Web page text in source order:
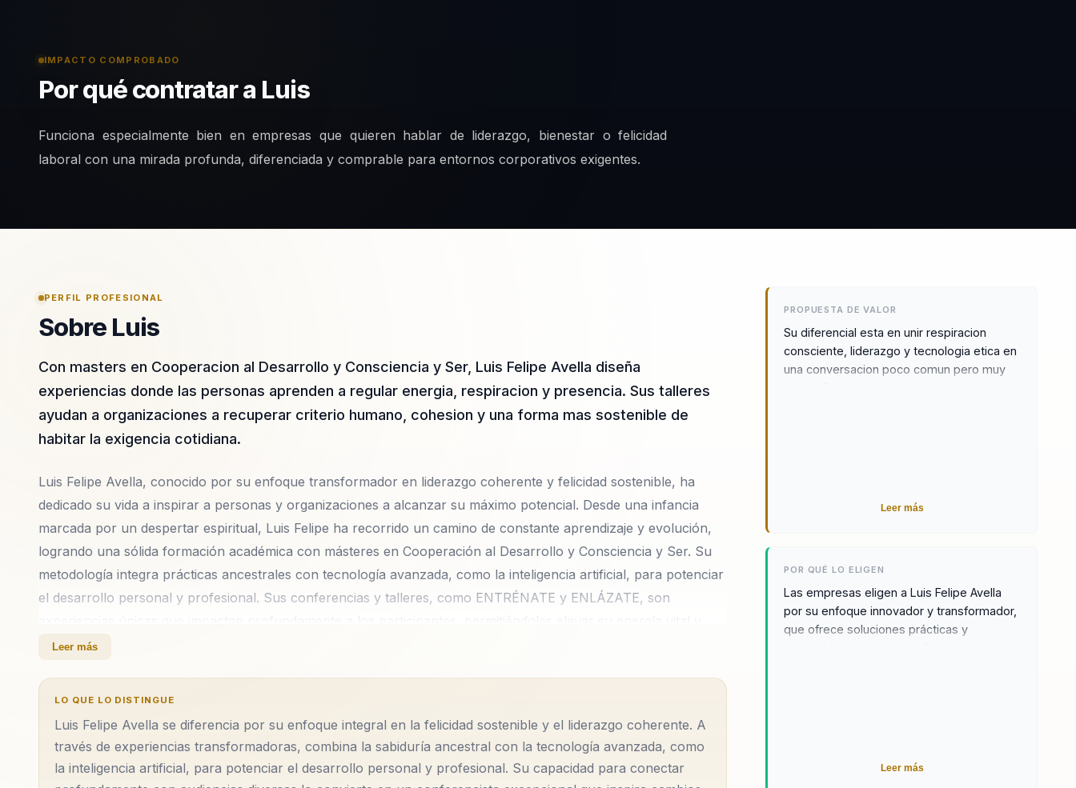
IMPACTO COMPROBADO
Por qué contratar a Luis
Funciona especialmente bien en empresas que quieren hablar de liderazgo, bienestar o felicidad
laboral con una mirada profunda, diferenciada y comprable para entornos corporativos exigentes.
PERFIL PROFESIONAL
Sobre Luis
Con masters en Cooperacion al Desarrollo y Consciencia y Ser, Luis Felipe Avella diseña
experiencias donde las personas aprenden a regular energia, respiracion y presencia. Sus talleres
ayudan a organizaciones a recuperar criterio humano, cohesion y una forma mas sostenible de
habitar la exigencia cotidiana.
Luis Felipe Avella, conocido por su enfoque transformador en liderazgo coherente y felicidad sostenible, ha
dedicado su vida a inspirar a personas y organizaciones a alcanzar su máximo potencial. Desde una infancia
marcada por un despertar espiritual, Luis Felipe ha recorrido un camino de constante aprendizaje y evolución,
logrando una sólida formación académica con másteres en Cooperación al Desarrollo y Consciencia y Ser. Su
metodología integra prácticas ancestrales con tecnología avanzada, como la inteligencia artificial, para potenciar
el desarrollo personal y profesional. Sus conferencias y talleres, como ENTRÉNATE y ENLÁZATE, son
construir resiliencia.
Luis Felipe es un líder global en felicidad sostenible, y su historia de transformación personal inspira a miles de
bienestar emocional, sino que también promueve un estado de equilibrio mental que es esencial para el liderazgo
efectivo. Al integrar la tecnología ética, Luis Felipe garantiza que el progreso no comprometa los valores
humanos fundamentales, promoviendo así un desarrollo sostenible y responsable.
Leer más
LO QUE LO DISTINGUE
Luis Felipe Avella se diferencia por su enfoque integral en la felicidad sostenible y el liderazgo coherente. A
través de experiencias transformadoras, combina la sabiduría ancestral con la tecnología avanzada, como
la inteligencia artificial, para potenciar el desarrollo personal y profesional. Su capacidad para conectar
PROPUESTA DE VALOR
Su diferencial esta en unir respiracion
consciente, liderazgo y tecnologia etica en
una conversacion poco comun pero muy
Leer más
POR QUÉ LO ELIGEN
Las empresas eligen a Luis Felipe Avella
por su enfoque innovador y transformador,
que ofrece soluciones prácticas y
Leer más